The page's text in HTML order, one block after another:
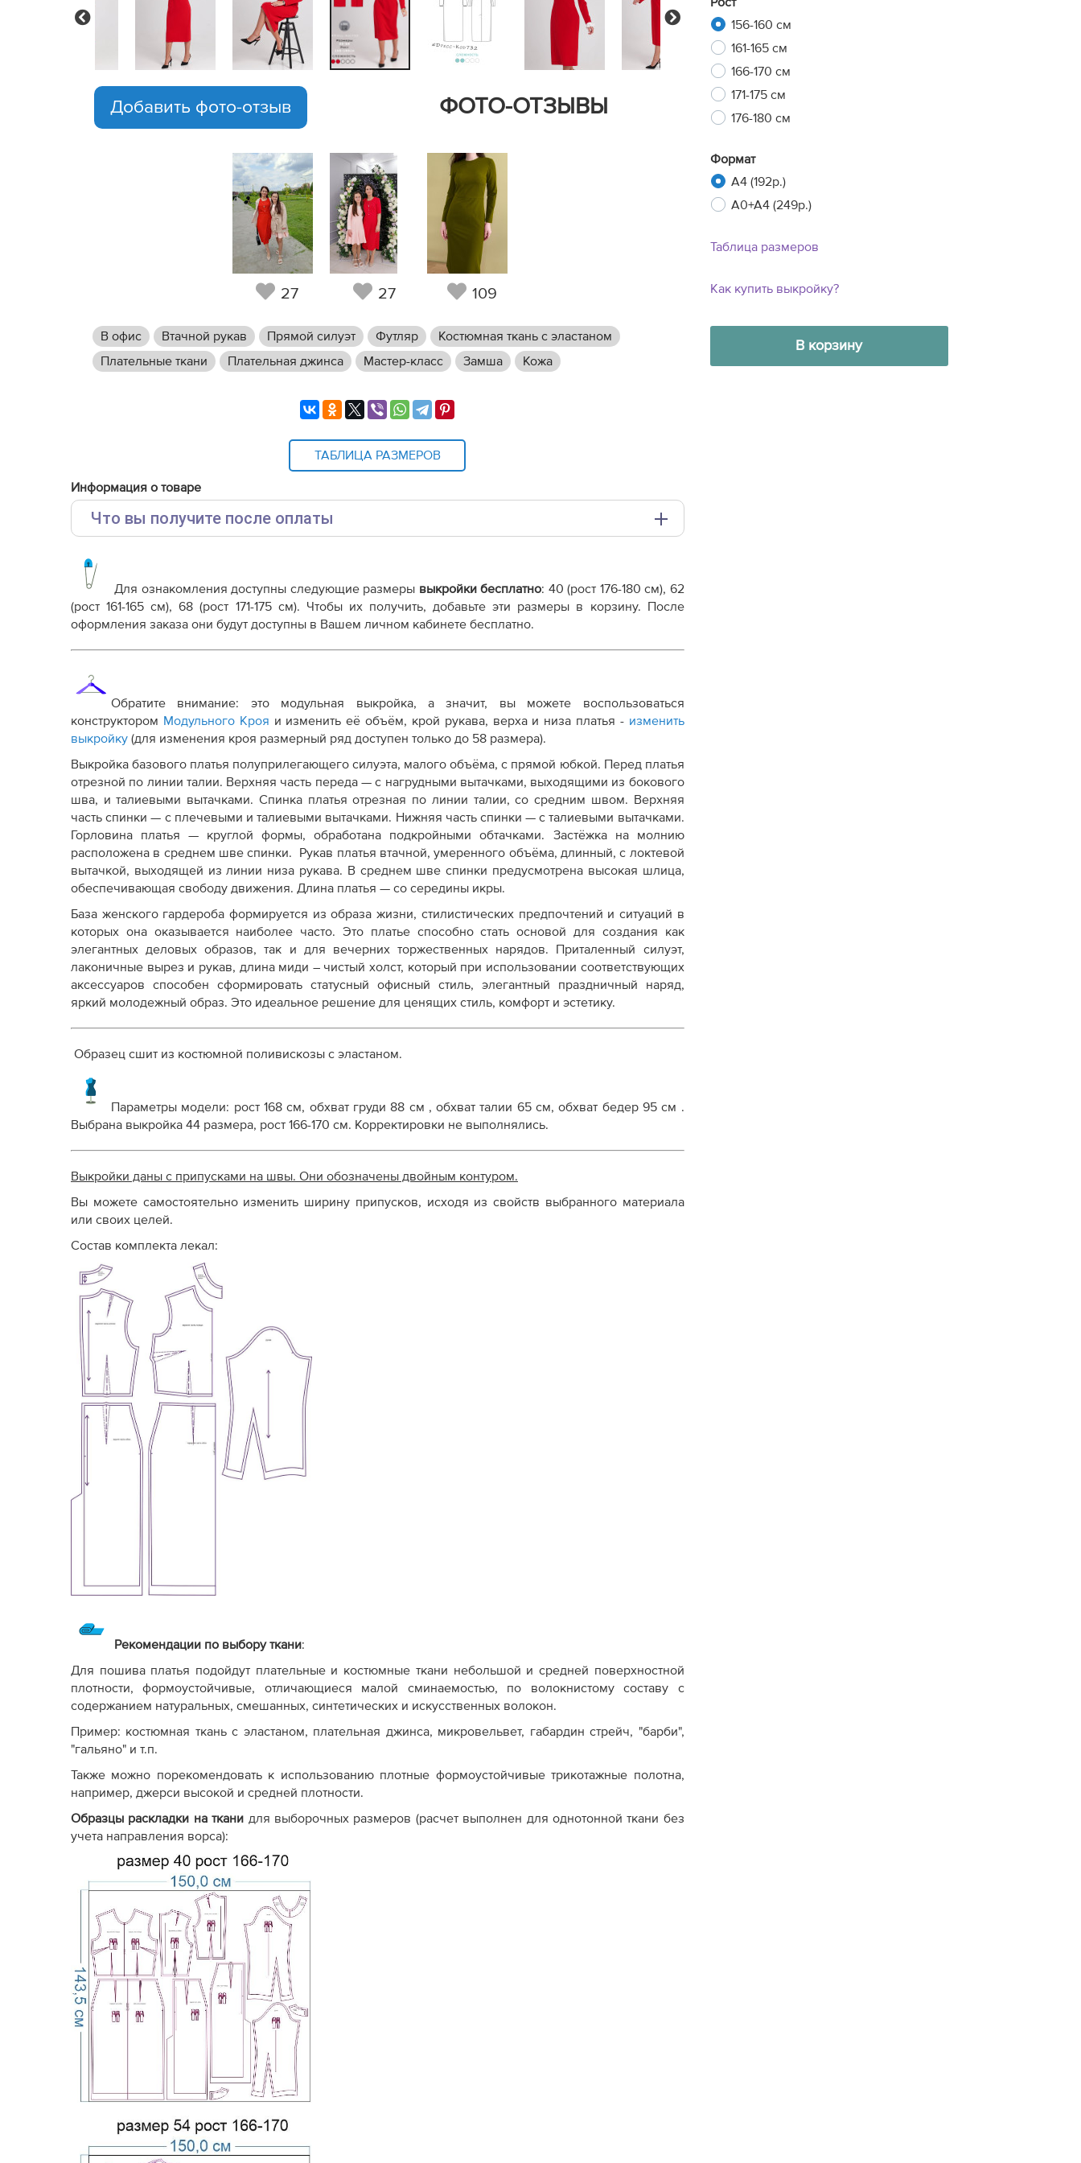
Next
156-160 см
161-165 см
166-170 см
171-175 см
176-180 см
Формат
A4 (192р.)
A0+A4 (249р.)
Таблица размеров
Как купить выкройку?
В корзину
ФОТО-ОТЗЫВЫ
Добавить фото-отзыв
27 27 109
В офис Втачной рукав Прямой силуэт Футляр
Костюмная ткань с эластаном
Плательные ткани
Плательная джинса Мастер-класс Замша Кожа
ТАБЛИЦА РАЗМЕРОВ
Информация о товаре
Что вы получите после оплаты
Выкройка PDF для печати на принтере A4 или плоттере A0 с шириной печати 810мм в зависимости
от выбора формата
Инструкция-платье-Дресс-Код732.pdf
Платье-Дресс-код732-корректировки.pdf
Дополнительные файлы:
Справочник - виды швов
Терминология машинных работ
Терминология ВТО
Дополнение к технологии пошива
Как распечатывать выкройки
Как скорректировать готовую выкройку по росту
Для ознакомления доступны следующие размеры выкройки бесплатно: 40 (рост 176-180 см), 62
(рост 161-165 см), 68 (рост 171-175 см). Чтобы их получить, добавьте эти размеры в корзину. После
оформления заказа они будут доступны в Вашем личном кабинете бесплатно.
Обратите внимание: это модульная выкройка, а значит, вы можете воспользоваться
конструктором Модульного Кроя и изменить её объём, крой рукава, верха и низа платья - изменить
выкройку (для изменения кроя размерный ряд доступен только до 58 размера).
Выкройка базового платья полуприлегающего силуэта, малого объёма, с прямой юбкой. Перед платья
отрезной по линии талии. Верхняя часть переда — с нагрудными вытачками, выходящими из бокового
шва, и талиевыми вытачками. Спинка платья отрезная по линии талии, со средним швом. Верхняя
часть спинки — с плечевыми и талиевыми вытачками. Нижняя часть спинки — с талиевыми вытачками.
Горловина платья — круглой формы, обработана подкройными обтачками. Застёжка на молнию
расположена в среднем шве спинки. Рукав платья втачной, умеренного объёма, длинный, с локтевой
вытачкой, выходящей из линии низа рукава. В среднем шве спинки предусмотрена высокая шлица,
обеспечивающая свободу движения. Длина платья — со середины икры.
База женского гардероба формируется из образа жизни, стилистических предпочтений и ситуаций в
которых она оказывается наиболее часто. Это платье способно стать основой для создания как
элегантных деловых образов, так и для вечерних торжественных нарядов. Приталенный силуэт,
лаконичные вырез и рукав, длина миди – чистый холст, который при использовании соответствующих
аксессуаров способен сформировать статусный офисный стиль, элегантный праздничный наряд,
яркий молодежный образ. Это идеальное решение для ценящих стиль, комфорт и эстетику.
Образец сшит из костюмной поливискозы с эластаном.
Параметры модели: рост 168 см, обхват груди 88 см , обхват талии 65 см, обхват бедер 95 см .
Выбрана выкройка 44 размера, рост 166-170 см. Корректировки не выполнялись.
Выкройки даны с припусками на швы. Они обозначены двойным контуром.
Вы можете самостоятельно изменить ширину припусков, исходя из свойств выбранного материала
или своих целей.
Состав комплекта лекал:
Рекомендации по выбору ткани:
Для пошива платья подойдут плательные и костюмные ткани небольшой и средней поверхностной
плотности, формоустойчивые, отличающиеся малой сминаемостью, по волокнистому составу с
содержанием натуральных, смешанных, синтетических и искусственных волокон.
Пример: костюмная ткань с эластаном, плательная джинса, микровельвет, габардин стрейч, "барби",
"гальяно" и т.п.
Также можно порекомендовать к использованию плотные формоустойчивые трикотажные полотна,
например, джерси высокой и средней плотности.
Образцы раскладки на ткани для выборочных размеров (расчет выполнен для однотонной ткани без
учета направления ворса):